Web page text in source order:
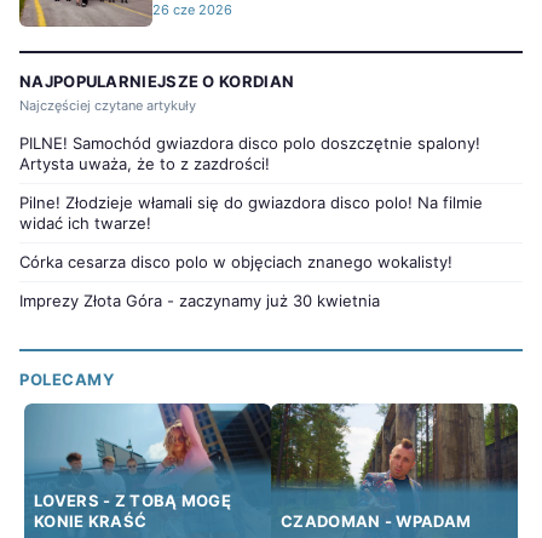
26 cze 2026
NAJPOPULARNIEJSZE O KORDIAN
Najczęściej czytane artykuły
PILNE! Samochód gwiazdora disco polo doszczętnie spalony!
Artysta uważa, że to z zazdrości!
Pilne! Złodzieje włamali się do gwiazdora disco polo! Na filmie
widać ich twarze!
Córka cesarza disco polo w objęciach znanego wokalisty!
Imprezy Złota Góra - zaczynamy już 30 kwietnia
POLECAMY
LOVERS - Z TOBĄ MOGĘ
KONIE KRAŚĆ
CZADOMAN - WPADAM